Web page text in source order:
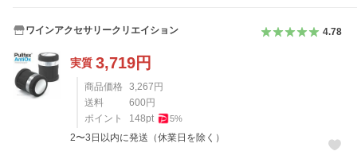
ワインアクセサリークリエイション 4.78
実質 3,719円
商品価格 3,267 円
送料
600 円
ポイント
148pt 5%
2〜3日以内に発送（休業日を除く）